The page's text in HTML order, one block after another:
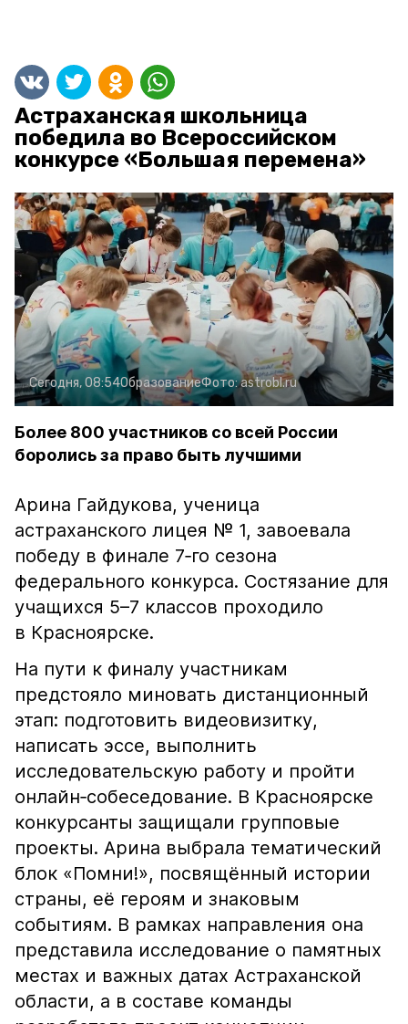
Астраханская школьница
победила во Всероссийском
конкурсе «Большая перемена»
Сегодня, 08:54ОбразованиеФото:astrobl.ru
Более 800 участников со всей России
боролись за право быть лучшими
Арина Гайдукова, ученица
астраханского лицея № 1, завоевала
победу в финале 7‑го сезона
федерального конкурса. Состязание для
учащихся 5–7 классов проходило
в Красноярске.
На пути к финалу участникам
предстояло миновать дистанционный
этап: подготовить видеовизитку,
написать эссе, выполнить
исследовательскую работу и пройти
онлайн‑собеседование. В Красноярске
конкурсанты защищали групповые
проекты. Арина выбрала тематический
блок «Помни!», посвящённый истории
страны, её героям и знаковым
событиям. В рамках направления она
представила исследование о памятных
местах и важных датах Астраханской
области, а в составе команды